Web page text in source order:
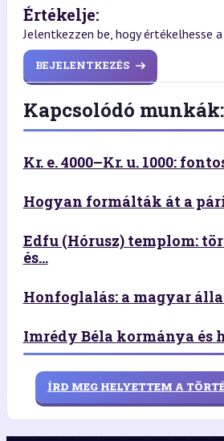
Értékelje:
Jelentkezzen be, hogy értékelhesse
BEJELENTKEZÉS
Kapcsolódó munkák:
Kr. e. 4000–Kr. u. 1000:
Hogyan formálták át a
Edfu (Hórusz) templom:
és...
Honfoglalás: a magyar
Imrédy Béla kormánya és
ÍRD MEG HELYETTEM A